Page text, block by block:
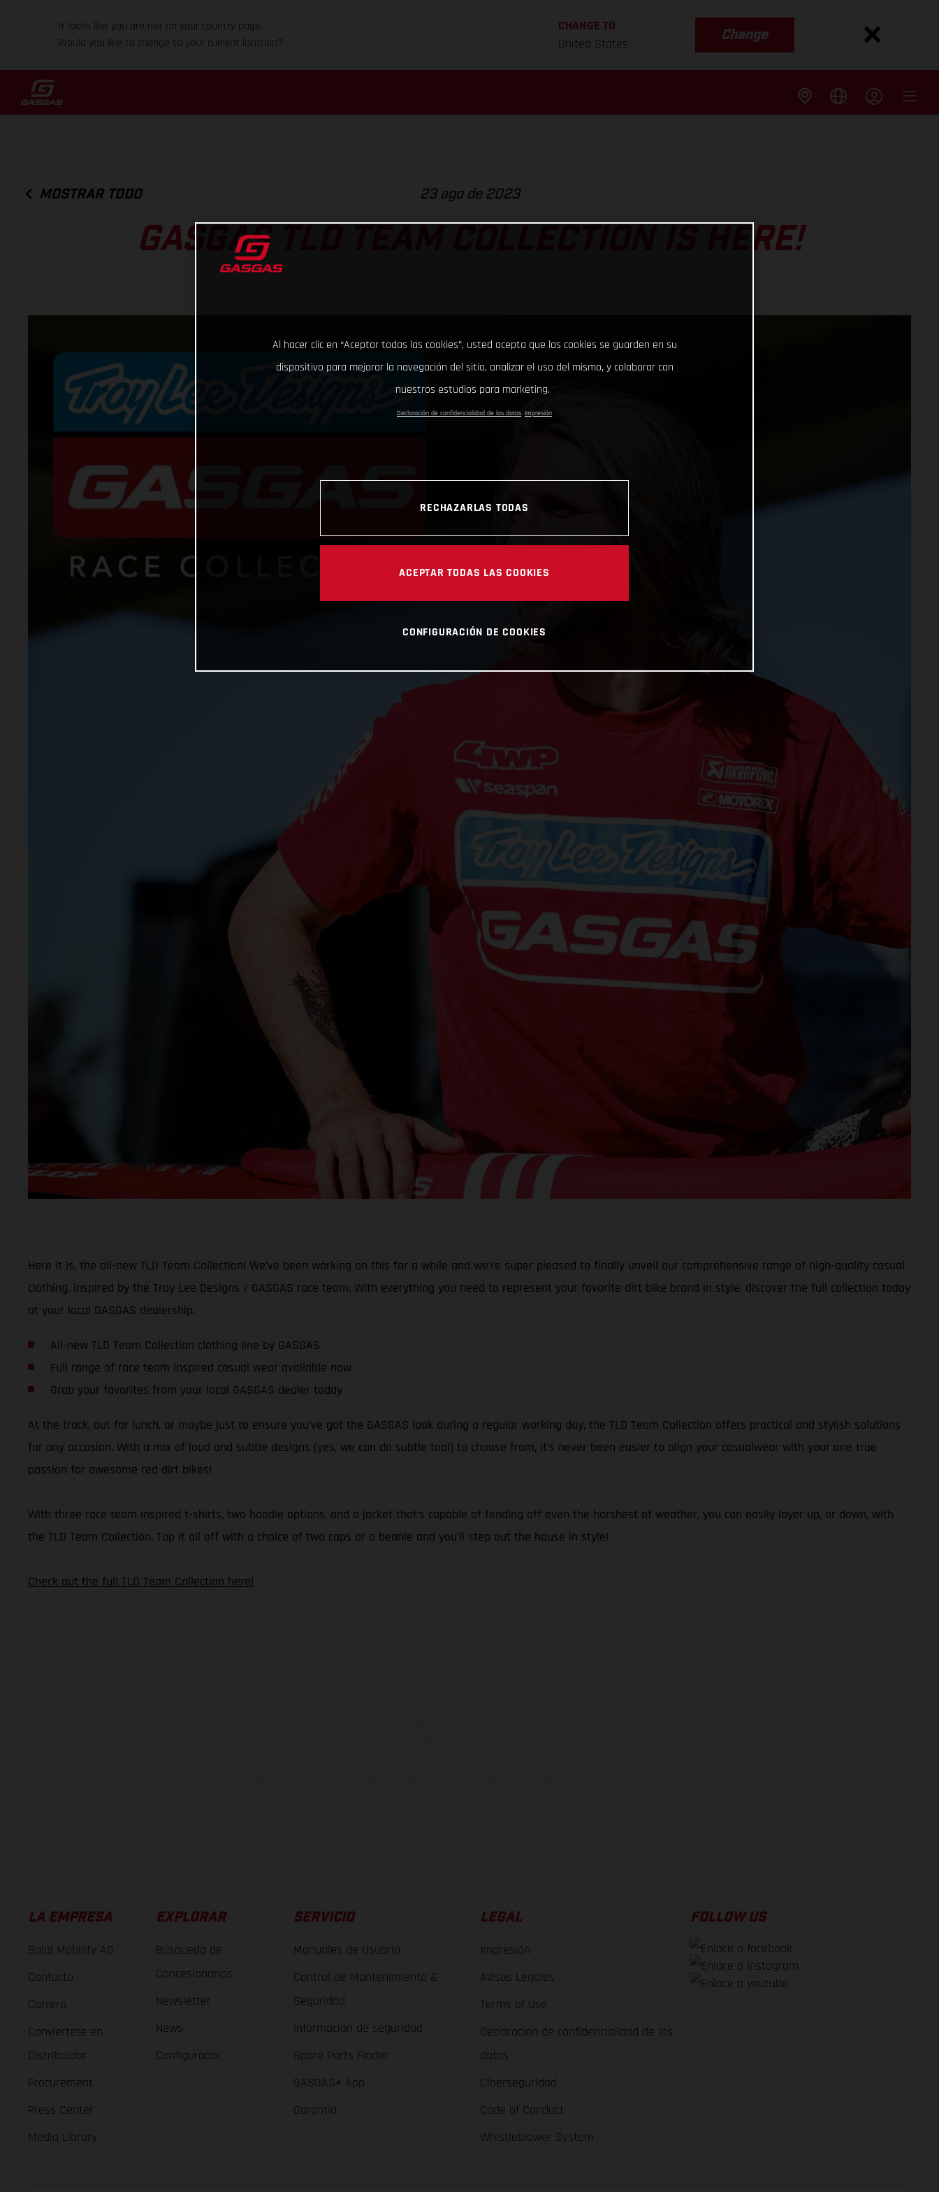
It looks like you are not on your country page.
Would you like to change to your current location?
CHANGE TO
United States
Change
MOSTRAR TODO 23 ago de 2023
GASGAS TLD TEAM COLLECTION IS HERE!
Here it is, the all-new TLD Team Collection! We’ve been working on this for a while and we’re super pleased to finally unveil our comprehensive range of high-quality casual
clothing, inspired by the Troy Lee Designs / GASGAS race team. With everything you need to represent your favorite dirt bike brand in style, discover the full collection today
at your local GASGAS dealership.
All-new TLD Team Collection clothing line by GASGAS
Full range of race team inspired casual wear available now
Grab your favorites from your local GASGAS dealer today
At the track, out for lunch, or maybe just to ensure you’ve got the GASGAS look during a regular working day, the TLD Team Collection offers practical and stylish solutions
for any occasion. With a mix of loud and subtle designs (yes, we can do subtle too!) to choose from, it’s never been easier to align your casualwear with your one true
passion for awesome red dirt bikes!
With three race team inspired t-shirts, two hoodie options, and a jacket that’s capable of fending off even the harshest of weather, you can easily layer up, or down, with
the TLD Team Collection. Top it all off with a choice of two caps or a beanie and you’ll step out the house in style!
Check out the full TLD Team Collection here!
LA EMPRESA
Bajaj Mobility AG
Contacto
Carrera
Conviertete en
Distribuidor
Procurement
Press Center
Media Library
EXPLORAR
Búsqueda de
Concesionarios
Newsletter
News
Configurador
SERVICIO
Manuales de Usuario
Control de Mantenimiento &
Seguridad
Información de seguridad
Spare Parts Finder
GASGAS+ App
Garantía
LEGAL
Impresión
Avisos Legales
Terms of Use
Declaración de confidencialidad de los
datos
Ciberseguridad
Code of Conduct
Whistleblower System
FOLLOW US
Al hacer clic en “Aceptar todas las cookies”, usted acepta que las cookies se guarden en su
dispositivo para mejorar la navegación del sitio, analizar el uso del mismo, y colaborar con
nuestros estudios para marketing.
Declaración de confidencialidad de los datos Impresión
RECHAZARLAS TODAS
ACEPTAR TODAS LAS COOKIES
CONFIGURACIÓN DE COOKIES